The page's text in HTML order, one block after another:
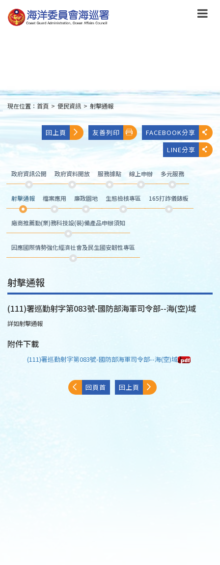
到
主
:::
現在位置： 首頁 > 便民資訊 > 射擊通報
回上頁 友善列印
FACEBOOK分享
LINE分享
政府資訊公開 政府資料開放 服務據點 線上申辦 多元服務
射擊通報 檔案應用 廉政園地 生態檢核專區 165打詐儀錶板
廠商推薦勤(業)務科技設(裝)備產品申辦須知
因應國際情勢強化經濟社會及民生國安韌性專區
射擊通報
(111)署巡勤射字第083號-國防部海軍司令部--海(空)域
詳如射擊通報
附件下載
(111)署巡勤射字第083號-國防部海軍司令部--海(空)域
回頁首 回上頁